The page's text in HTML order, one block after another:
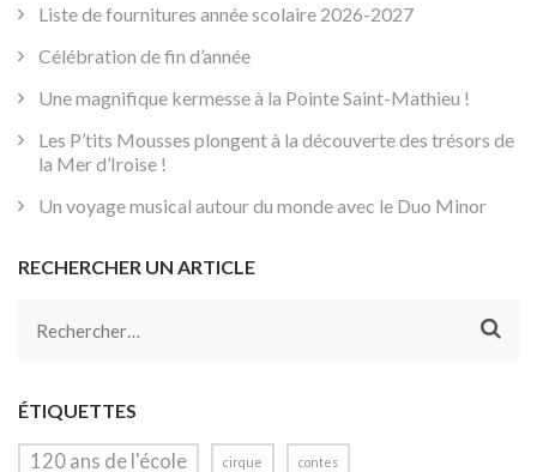
Liste de fournitures année scolaire 2026-2027
Célébration de fin d’année
Une magnifique kermesse à la Pointe Saint-Mathieu !
Les P’tits Mousses plongent à la découverte des trésors de
la Mer d’Iroise !
Un voyage musical autour du monde avec le Duo Minor
RECHERCHER UN ARTICLE
Rechercher :
ÉTIQUETTES
120 ans de l'école cirque contes